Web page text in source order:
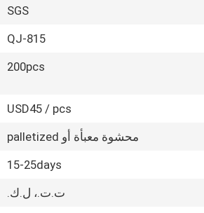
SGS
QJ-815
200pcs
USD45 / pcs
محشوة معبأة أو palletized
15-25days
ت.ت.، ل.ك.